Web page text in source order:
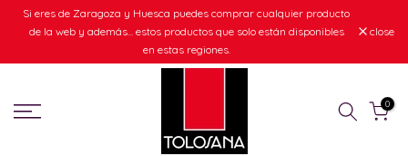
Skip
content
Si eres de Zaragoza y Huesca puedes comprar cualquier producto
de la web y además... estos productos que solo están disponibles
en estas regiones.
close
0